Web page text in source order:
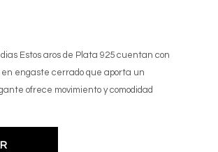
Estos aros de Plata 925 cuentan con
engaste cerrado que aporta un
ofrece movimiento y comodidad